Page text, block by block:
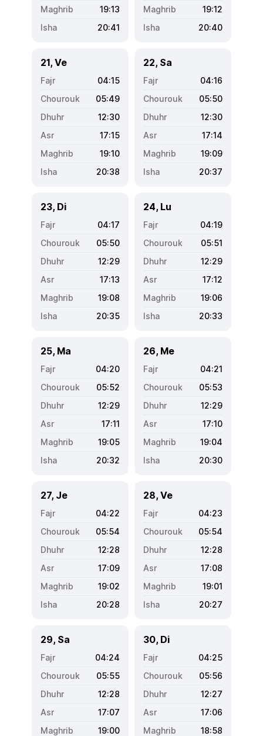
19:13
20:41
19:12
20:40
21, Ve
04:15
05:49
12:30
17:15
19:10
20:38
22, Sa
04:16
05:50
12:30
17:14
19:09
20:37
23, Di
04:17
05:50
12:29
17:13
19:08
20:35
24, Lu
04:19
05:51
12:29
17:12
19:06
20:33
25, Ma
04:20
05:52
12:29
17:11
19:05
20:32
26, Me
04:21
05:53
12:29
17:10
19:04
20:30
27, Je
04:22
05:54
12:28
17:09
19:02
20:28
28, Ve
04:23
05:54
12:28
17:08
19:01
20:27
29, Sa
04:24
05:55
12:28
17:07
19:00
30, Di
04:25
05:56
12:27
17:06
18:58